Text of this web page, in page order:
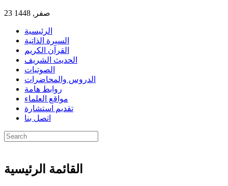
23 صفر, 1448
الرئيسية
السيرة الذاتية
القرآن الكريم
الحديث الشريف
الصوتيات
الدروس والمحاضرات
روابط هامة
مواقع العلماء
تقديم استشارة
اتصل بنا
القائمة الرئيسية